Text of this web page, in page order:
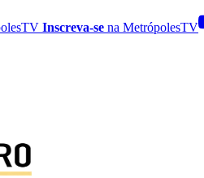
Inscreva-se na MetrópolesTV